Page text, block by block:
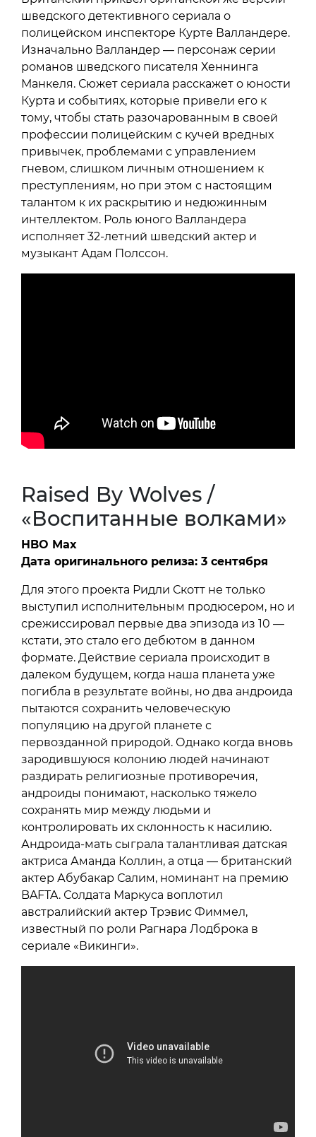
шведского детективного сериала о
полицейском инспекторе Курте Валландере.
Изначально Валландер — персонаж серии
романов шведского писателя Хеннинга
Манкеля. Сюжет сериала расскажет о юности
Курта и событиях, которые привели его к
тому, чтобы стать разочарованным в своей
профессии полицейским с кучей вредных
привычек, проблемами с управлением
гневом, слишком личным отношением к
преступлениям, но при этом с настоящим
талантом к их раскрытию и недюжинным
интеллектом. Роль юного Валландера
исполняет 32-летний шведский актер и
музыкант Адам Полссон.
Raised By Wolves /
«Воспитанные волками»
HBO Max
Дата оригинального релиза: 3 сентября
Для этого проекта Ридли Скотт не только
выступил исполнительным продюсером, но и
срежиссировал первые два эпизода из 10 —
кстати, это стало его дебютом в данном
формате. Действие сериала происходит в
далеком будущем, когда наша планета уже
погибла в результате войны, но два андроида
пытаются сохранить человеческую
популяцию на другой планете с
первозданной природой. Однако когда вновь
зародившуюся колонию людей начинают
раздирать религиозные противоречия,
андроиды понимают, насколько тяжело
сохранять мир между людьми и
контролировать их склонность к насилию.
Андроида-мать сыграла талантливая датская
актриса Аманда Коллин, а отца — британский
актер Абубакар Салим, номинант на премию
BAFTA. Солдата Маркуса воплотил
австралийский актер Трэвис Фиммел,
известный по роли Рагнара Лодброка в
сериале «Викинги».